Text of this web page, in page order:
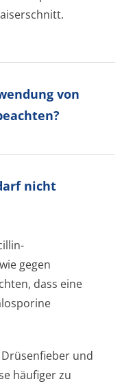
von
nicht
gegen
dass eine
und
häufiger zu